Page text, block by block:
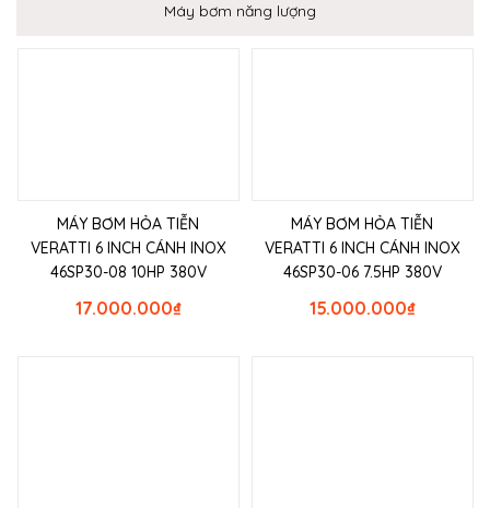
Máy bơm năng lượng
MÁY BƠM HỎA TIỄN
VERATTI 6 INCH CÁNH INOX
46SP30-08 10HP 380V
₫
17.000.000
MÁY BƠM HỎA TIỄN
VERATTI 6 INCH CÁNH INOX
46SP30-06 7.5HP 380V
₫
15.000.000